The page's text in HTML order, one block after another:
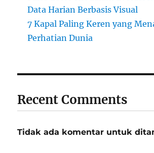
Data Harian Berbasis Visual
7 Kapal Paling Keren yang
Perhatian Dunia
Recent Comments
Tidak ada komentar untuk